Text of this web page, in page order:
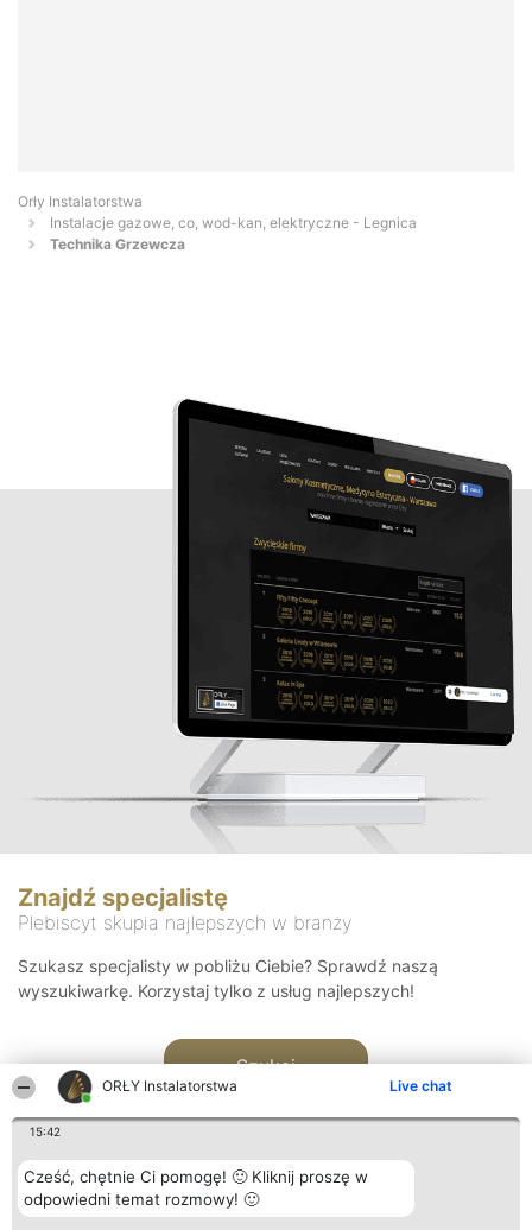
ORŁY Instalatorstwa Live chat
15:42
Cześć, chętnie Ci pomogę! 🙂 Kliknij proszę w
odpowiedni temat rozmowy! 🙂
Orły Instalatorstwa
Instalacje gazowe, co, wod-kan, elektryczne - Legnica
Technika Grzewcza
Znajdź specjalistę
Plebiscyt skupia najlepszych w branży
Szukasz specjalisty w pobliżu Ciebie? Sprawdź naszą
wyszukiwarkę. Korzystaj tylko z usług najlepszych!
Szukaj